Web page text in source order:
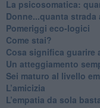
La psicosomatica:
Donne...quanta strada
​Pomeriggi eco-logici
​Come stai?
Cosa significa guarire
​Un atteggiamento
​Sei maturo al livello
​L’amicizia
​L’empatia da sola